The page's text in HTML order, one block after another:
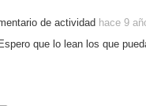
de actividad hace 9
que lo lean los que